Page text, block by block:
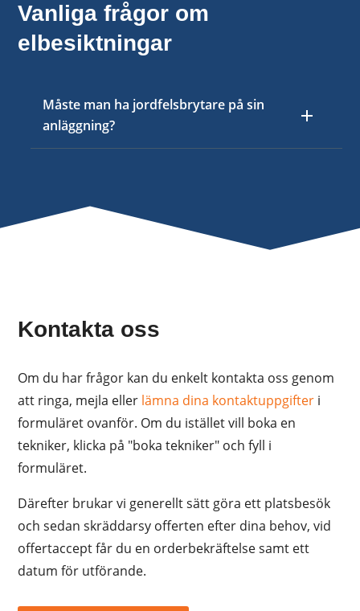
Vanliga frågor om
elbesiktningar
Måste man ha jordfelsbrytare på sin
anläggning?
Kontakta oss
Om du har frågor kan du enkelt kontakta oss genom
att ringa, mejla eller lämna dina kontaktuppgifter i
formuläret ovanför. Om du istället vill boka en
tekniker, klicka på "boka tekniker" och fyll i
formuläret.
Därefter brukar vi generellt sätt göra ett platsbesök
och sedan skräddarsy offerten efter dina behov, vid
offertaccept får du en orderbekräftelse samt ett
datum för utförande.